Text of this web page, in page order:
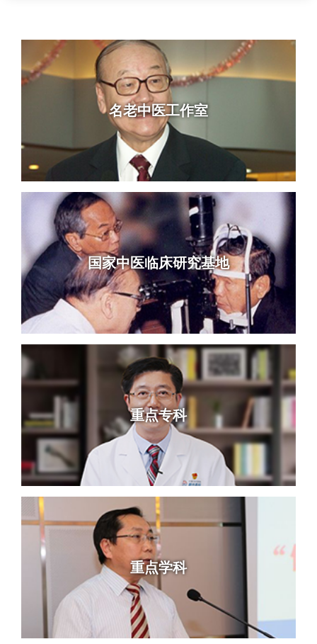
名老中医工作室
国家中医临床研究基地
重点专科
重点学科